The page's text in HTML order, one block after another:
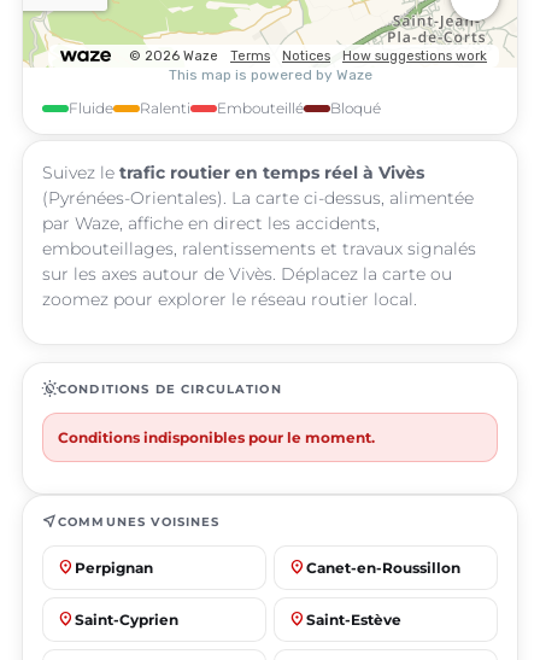
Fluide Ralenti Embouteillé Bloqué
Suivez le trafic routier en temps réel à Vivès
(Pyrénées-Orientales). La carte ci-dessus, alimentée
par Waze, affiche en direct les accidents,
embouteillages, ralentissements et travaux signalés
sur les axes autour de Vivès. Déplacez la carte ou
zoomez pour explorer le réseau routier local.
routineCONDITIONS DE CIRCULATION
Conditions indisponibles pour le moment.
near_meCOMMUNES VOISINES
place Perpignan place Canet-en-Roussillon
place Saint-Cyprien place Saint-Estève